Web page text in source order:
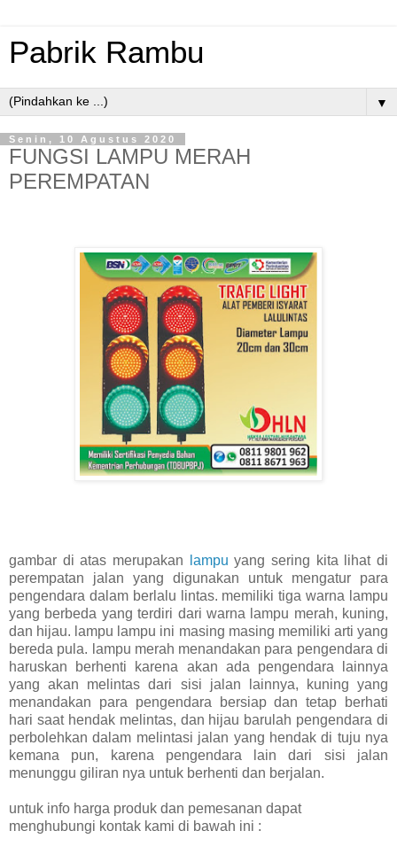
Pabrik Rambu
▼
Senin, 10 Agustus 2020
FUNGSI LAMPU MERAH
PEREMPATAN
gambar di atas merupakan lampu yang sering kita lihat di
perempatan jalan yang digunakan untuk mengatur para
pengendara dalam berlalu lintas. memiliki tiga warna lampu
yang berbeda yang terdiri dari warna lampu merah, kuning,
dan hijau. lampu lampu ini masing masing memiliki arti yang
bereda pula. lampu merah menandakan para pengendara di
haruskan berhenti karena akan ada pengendara lainnya
yang akan melintas dari sisi jalan lainnya, kuning yang
menandakan para pengendara bersiap dan tetap berhati
hari saat hendak melintas, dan hijau barulah pengendara di
perbolehkan dalam melintasi jalan yang hendak di tuju nya
kemana pun, karena pengendara lain dari sisi jalan
menunggu giliran nya untuk berhenti dan berjalan.
untuk info harga produk dan pemesanan dapat
menghubungi kontak kami di bawah ini :